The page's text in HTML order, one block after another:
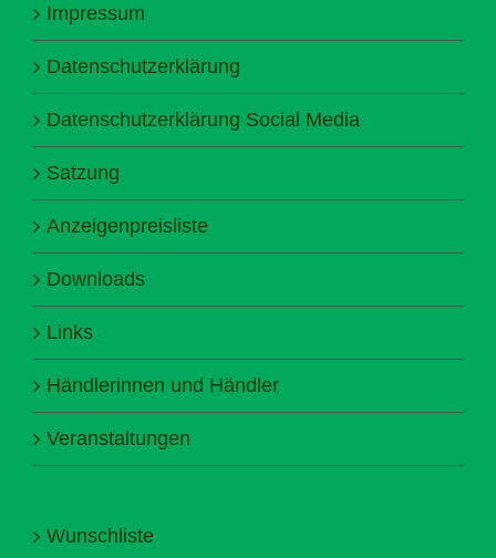
Impressum
Datenschutzerklärung
Datenschutzerklärung Social Media
Satzung
Anzeigenpreisliste
Downloads
Links
Händlerinnen und Händler
Veranstaltungen
Wunschliste